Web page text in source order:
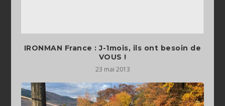
IRONMAN France : J-1mois, ils ont besoin de
VOUS !
23 mai 2013